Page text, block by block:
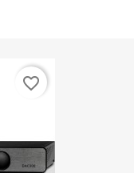
favorite_border